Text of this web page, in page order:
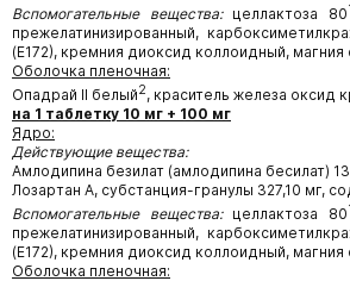
Вспомогательные вещества:целлактоза 80
прежелатинизированный,
(Е172), кремния диоксид коллоидный, магния
Оболочка пленочная:
Опадрай II белый2, краситель железа оксид
на 1 таблетку 10 мг + 100 мг
Ядро:
Действующие вещества:
Амлодипина безилат (амлодипина бесилат)
Лозартан А, субстанция-гранулы 327,10 мг,
Вспомогательные вещества:целлактоза 80
прежелатинизированный,
(Е172), кремния диоксид коллоидный, магния
Оболочка пленочная: